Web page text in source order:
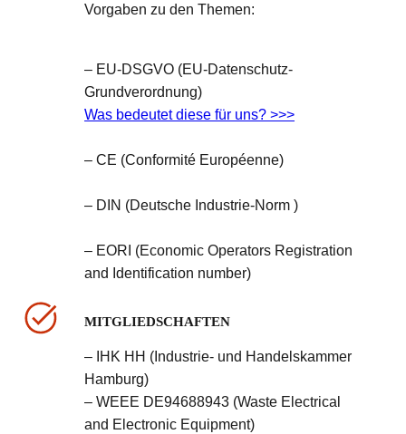
Vorgaben zu den Themen:
– EU-DSGVO (EU-Datenschutz-
Grundverordnung)
Was bedeutet diese für uns? >>>
– CE (Conformité Européenne)
– DIN (Deutsche Industrie-Norm )
– EORI (Economic Operators Registration
and Identification number)
MITGLIEDSCHAFTEN
– IHK HH (Industrie- und Handelskammer
Hamburg)
– WEEE DE94688943 (Waste Electrical
and Electronic Equipment)